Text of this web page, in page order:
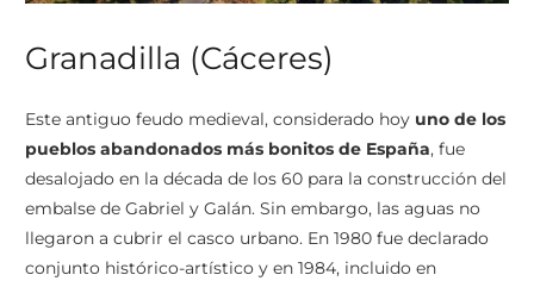
Granadilla (Cáceres)
Este antiguo feudo medieval, considerado hoy uno de los
pueblos abandonados más bonitos de España, fue
desalojado en la década de los 60 para la construcción del
embalse de Gabriel y Galán. Sin embargo, las aguas no
llegaron a cubrir el casco urbano. En 1980 fue declarado
conjunto histórico-artístico y en 1984, incluido en